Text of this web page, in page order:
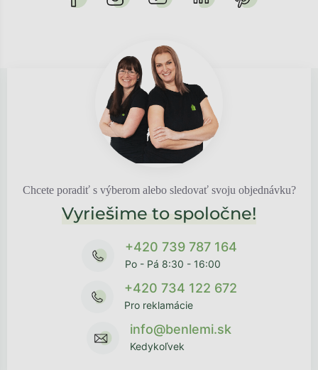
Chcete poradiť s výberom alebo sledovať svoju objednávku?
Vyriešime to spoločne!
+420 739 787 164
Po - Pá 8:30 - 16:00
+420 734 122 672
Pro reklamácie
info@benlemi.sk
Kedykoľvek